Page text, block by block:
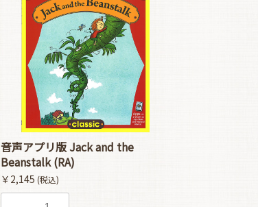
音声アプリ版 Jack and the
Beanstalk (RA)
￥2,145 (税込)